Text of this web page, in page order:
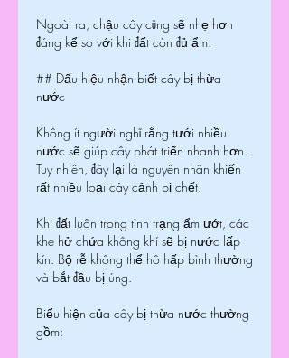
Ngoài ra, chậu cây cũng sẽ nhẹ hơn
đáng kể so với khi đất còn đủ ẩm.
## Dấu hiệu nhận biết cây bị thừa
nước
Không ít người nghĩ rằng tưới nhiều
nước sẽ giúp cây phát triển nhanh hơn.
Tuy nhiên, đây lại là nguyên nhân khiến
rất nhiều loại cây cảnh bị chết.
Khi đất luôn trong tình trạng ẩm ướt, các
khe hở chứa không khí sẽ bị nước lấp
kín. Bộ rễ không thể hô hấp bình thường
và bắt đầu bị úng.
Biểu hiện của cây bị thừa nước thường
gồm: